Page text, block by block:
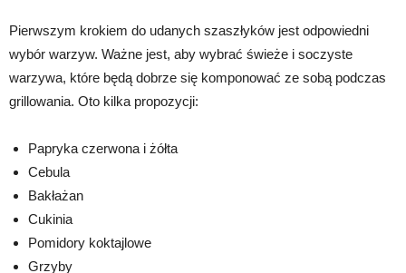
Pierwszym krokiem do udanych szaszłyków jest odpowiedni
wybór warzyw. Ważne jest, aby wybrać świeże i soczyste
warzywa, które będą dobrze się komponować ze sobą podczas
grillowania. Oto kilka propozycji:
Papryka czerwona i żółta
Cebula
Bakłażan
Cukinia
Pomidory koktajlowe
Grzyby